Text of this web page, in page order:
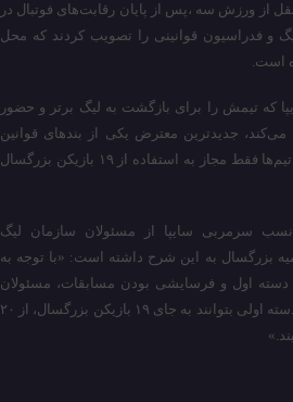
از ورزش سه ،پس از پایان رقابت‌های فوتبال در
و فدراسیون قوانینی را تصویب کردند که محل
است.
تیمش را برای بازگشت به لیگ برتر و حضور
می‌کند، جدیدترین معترض یکی از بندهای قوانین
جدید است؛ بندی که براساس آن تیم‌ها فقط مجاز به استفاده از ۱۹ بازیکن بزرگسال
سرمربی سایپا از مسئولان سازمان لیگ
بزرگسال به این شرح داشته است: «با توجه به
دسته اول و فرسایشی بودن مسابقات، مسئولان
تمهیداتی بیندیشد که باشگاه‌های دسته اولی بتوانند به جای ۱۹ بازیکن بزرگسال، از ۲۰